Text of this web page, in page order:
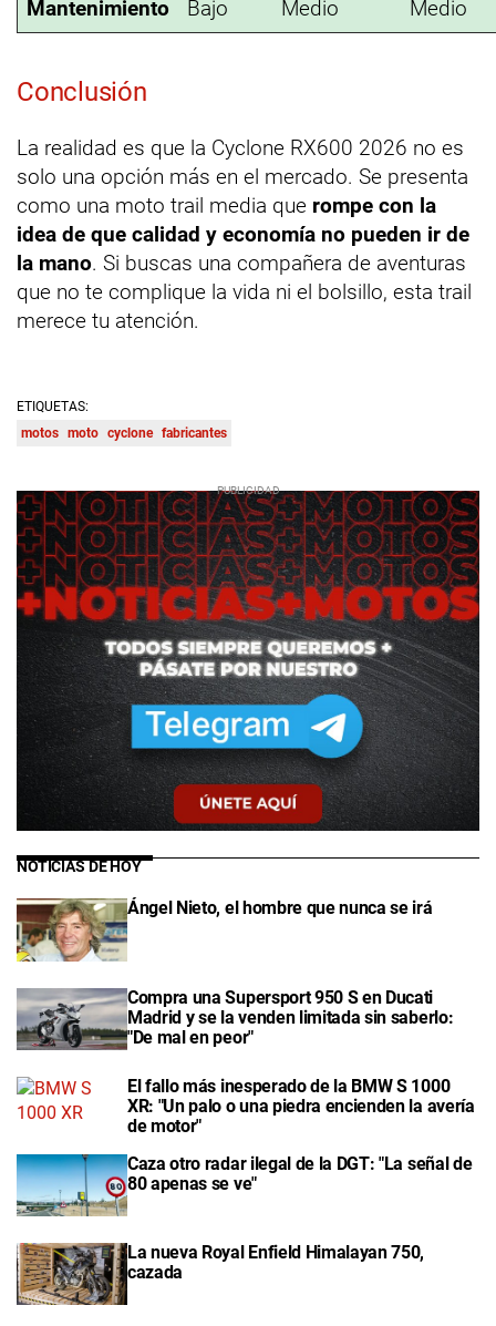
Mantenimiento Bajo Medio Medio
Conclusión
La realidad es que la Cyclone RX600 2026 no es
solo una opción más en el mercado. Se presenta
como una moto trail media que rompe con la
idea de que calidad y economía no pueden ir de
la mano. Si buscas una compañera de aventuras
que no te complique la vida ni el bolsillo, esta trail
merece tu atención.
ETIQUETAS:
motos moto cyclone fabricantes
NOTICIAS DE HOY
Ángel Nieto, el hombre que nunca se irá
Compra una Supersport 950 S en Ducati
Madrid y se la venden limitada sin saberlo:
"De mal en peor"
El fallo más inesperado de la BMW S 1000
XR: "Un palo o una piedra encienden la avería
de motor"
Caza otro radar ilegal de la DGT: "La señal de
80 apenas se ve"
La nueva Royal Enfield Himalayan 750,
cazada